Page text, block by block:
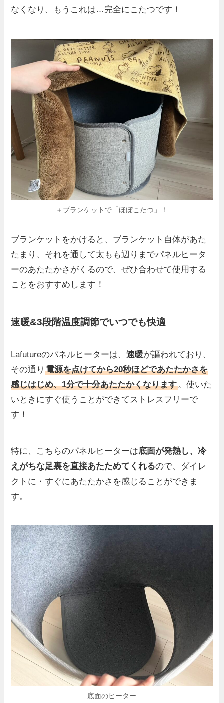
なくなり、もうこれは…完全にこたつです！
＋ブランケットで「ほぼこたつ」！
ブランケットをかけると、ブランケット自体があた
たまり、それを通して太もも辺りまでパネルヒータ
ーのあたたかさがくるので、ぜひ合わせて使用する
ことをおすすめします！
速暖&3段階温度調節でいつでも快適
Lafutureのパネルヒーターは、速暖が謳われており、
その通り電源を点けてから20秒ほどであたたかさを
感じはじめ、1分で十分あたたかくなります。使いた
いときにすぐ使うことができてストレスフリーで
す！
特に、こちらのパネルヒーターは底面が発熱し、冷
えがちな足裏を直接あたためてくれるので、ダイレ
クトに・すぐにあたたかさを感じることができま
す。
底面のヒーター